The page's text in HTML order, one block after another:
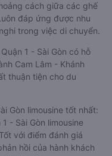
cách giữa các ghế
đáp ứng được nhu
trong việc di chuyển.
1 - Sài Gòn có hỗ
Cam Lâm - Khánh
thuận tiện cho du
Gòn limousine tốt nhất:
- Sài Gòn limousine
với điểm đánh giá
hồi của hành khách